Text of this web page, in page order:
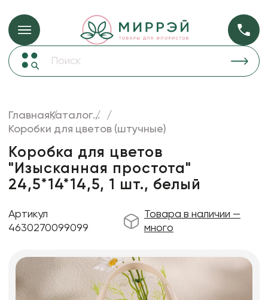
Упаковка для цветов и подарков Упаковка для
Коробки для цветов
Декор для дома
Лента
Товары для флористов
Искусственные цветы и растения
Фоамиран
Свечи
ГлавнаяКаталог...
Коробки для цветов (штучные)
Коробка для цветов
"Изысканная простота"
24,5*14*14,5, 1 шт., белый
Артикул
4630270099099
Товара в наличии —
много